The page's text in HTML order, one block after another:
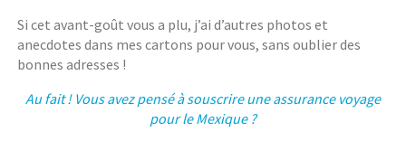
Si cet avant-goût vous a plu, j’ai d’autres photos et
anecdotes dans mes cartons pour vous, sans oublier des
bonnes adresses !
Au fait ! Vous avez pensé à souscrire une assurance voyage
pour le Mexique ?